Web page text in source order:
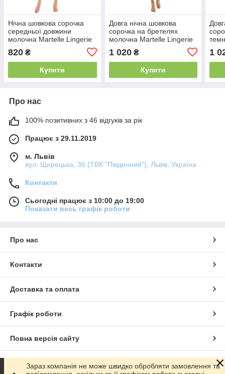
Нічна шовкова сорочка
середньої довжини
молочна Martelle Lingerie
820 ₴
Купити
Довга нічна шовкова
сорочка на бретелях
молочна Martelle Lingerie
1 020₴
Купити
1
Про нас
100% позитивних з 46 відгуків за рік
Працює з 29.11.2019
м. Львів
вул. Щирецька, 36 (ТВК "Південний"), Львів, Україна
Контакти
Сьогодні працює з 10:00 до 19:00
Показати весь графік роботи
Про нас
Контакти
Доставка та оплата
Графік роботи
Повна версія сайту
Сайт створено на маркетплейсі Prom.ua
Зараз компанія не може швидко обробляти замовлення та